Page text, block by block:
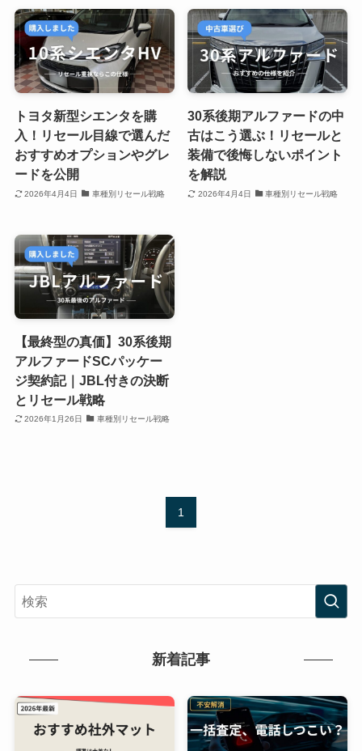
トヨタ新型シエンタを購
入！リセール目線で選んだ
おすすめオプションやグレ
ードを公開
2026年4月4日 車種別リセール戦略
30系後期アルファードの中
古はこう選ぶ！リセールと
装備で後悔しないポイント
を解説
2026年4月4日 車種別リセール戦略
【最終型の真価】30系後期
アルファードSCパッケー
ジ契約記｜JBL付きの決断
とリセール戦略
2026年1月26日 車種別リセール戦略
1
新着記事